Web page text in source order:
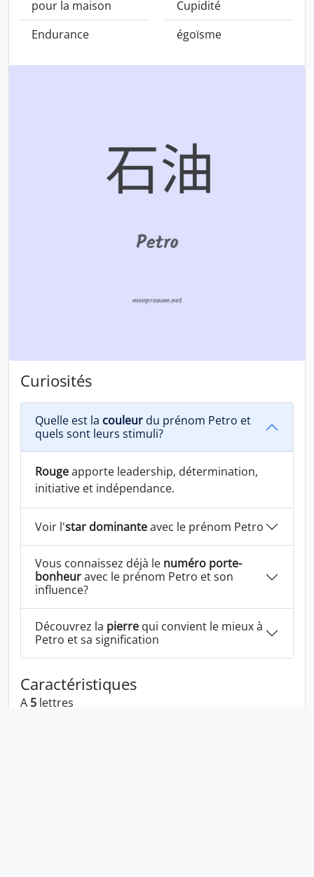
pour la maison
Endurance
Cupidité
égoïsme
Curiosités
Quelle est la couleur du prénom Petro et
quels sont leurs stimuli?
Rougeapporte leadership, détermination,
initiative et indépendance.
Voir l'star dominanteavec le prénom Petro
Vous connaissez déjà le numéro porte-
bonheuravec le prénom Petro et son
influence?
Découvrez la pierre qui convient le mieux à
Petro et sa signification
Caractéristiques
A 5 lettres